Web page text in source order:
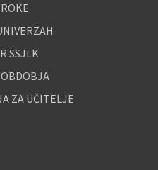
SSJLK
ZA UČITELJE